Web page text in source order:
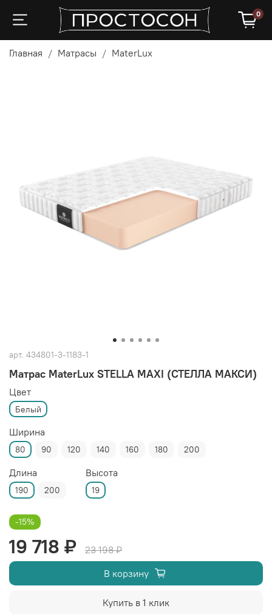
0
Главная Матрасы MaterLux
арт. 434801-3-1183-1
Матрас MaterLux STELLA MAXI (СТЕЛЛА МАКСИ)
Цвет
Белый
Ширина
80 90 120 140 160 180 200
Длина
190 200
Высота
19
-15%
19 718 ₽
23 198 ₽
В корзину
Купить в 1 клик